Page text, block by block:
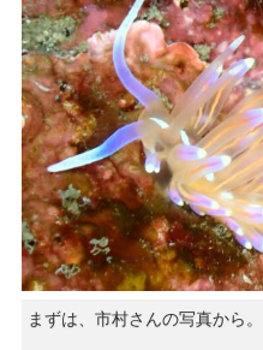
まずは、市村さんの写真から。